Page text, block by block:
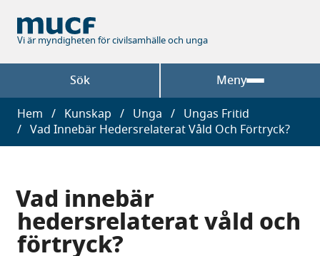
huvudinnehåll
Vi är myndigheten för civilsamhälle och unga
Sök Meny
Länkstig
Hem Kunskap Unga
Ungas Fritid
Vad Innebär Hedersrelaterat Våld Och Förtryck?
Vad innebär
hedersrelaterat våld och
förtryck?